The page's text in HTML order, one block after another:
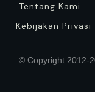
Tentang Kami
Kebijakan Privasi
© Copyright 2012-